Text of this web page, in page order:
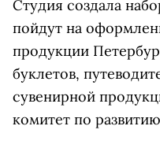
Студия создала
пойдут на
продукции
буклетов,
сувенирной
комитет по